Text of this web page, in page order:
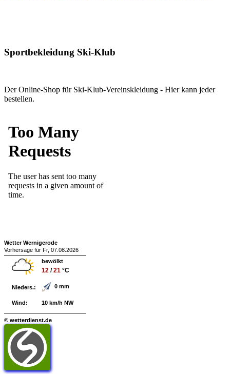
Sportbekleidung Ski-Klub
Der Online-Shop für Ski-Klub-Vereinskleidung - Hier kann jeder
bestellen.
Wetter Wernigerode
Vorhersage für Fr, 07.08.2026
bewölkt
12 /21 °C
Nieders.: 0 mm
Wind: 10 km/h NW
© wetterdienst.de